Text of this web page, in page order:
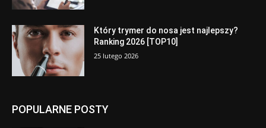
Który trymer do nosa jest najlepszy?
Ranking 2026 [TOP10]
25 lutego 2026
POPULARNE POSTY